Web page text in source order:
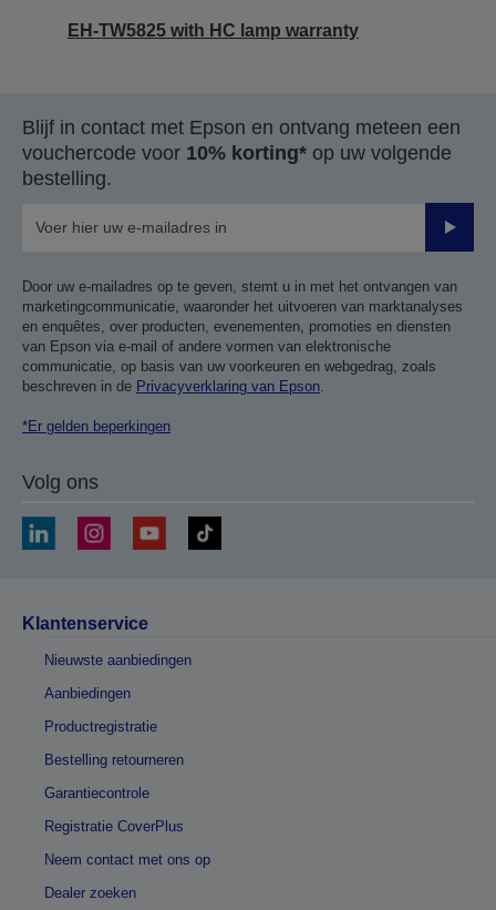
EH-TW5825 with HC lamp warranty
Blijf in contact met Epson en ontvang meteen een
vouchercode voor 10% korting* op uw volgende
bestelling.
Door uw e-mailadres op te geven, stemt u in met het ontvangen van
marketingcommunicatie, waaronder het uitvoeren van marktanalyses
en enquêtes, over producten, evenementen, promoties en diensten
van Epson via e-mail of andere vormen van elektronische
communicatie, op basis van uw voorkeuren en webgedrag, zoals
beschreven in de Privacyverklaring van Epson.
*Er gelden beperkingen
Volg ons
Klantenservice
Nieuwste aanbiedingen
Aanbiedingen
Productregistratie
Bestelling retourneren
Garantiecontrole
Registratie CoverPlus
Neem contact met ons op
Dealer zoeken